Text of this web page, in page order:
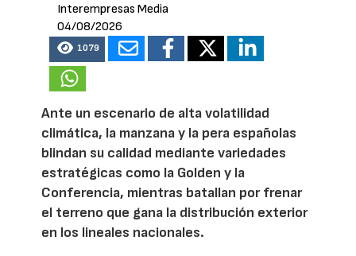
Interempresas Media
04/08/2026
1079
Ante un escenario de alta volatilidad
climática, la manzana y la pera españolas
blindan su calidad mediante variedades
estratégicas como la Golden y la
Conferencia, mientras batallan por frenar
el terreno que gana la distribución exterior
en los lineales nacionales.